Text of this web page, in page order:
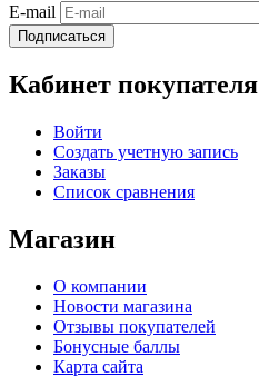
E-mail
Подписаться
Кабинет покупателя
Войти
Создать учетную запись
Заказы
Список сравнения
Магазин
О компании
Новости магазина
Отзывы покупателей
Бонусные баллы
Карта сайта